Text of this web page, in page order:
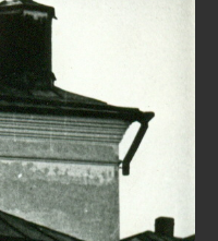
монастырь История
век